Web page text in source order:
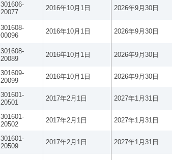
301606-
20077
2016年10月1日 2026年9月30日
301608-
00096
2016年10月1日 2026年9月30日
301608-
20089
2016年10月1日 2026年9月30日
301609-
20099
2016年10月1日 2026年9月30日
301601-
20501
2017年2月1日 2027年1月31日
301601-
20502
2017年2月1日 2027年1月31日
301601-
20509
2017年2月1日 2027年1月31日